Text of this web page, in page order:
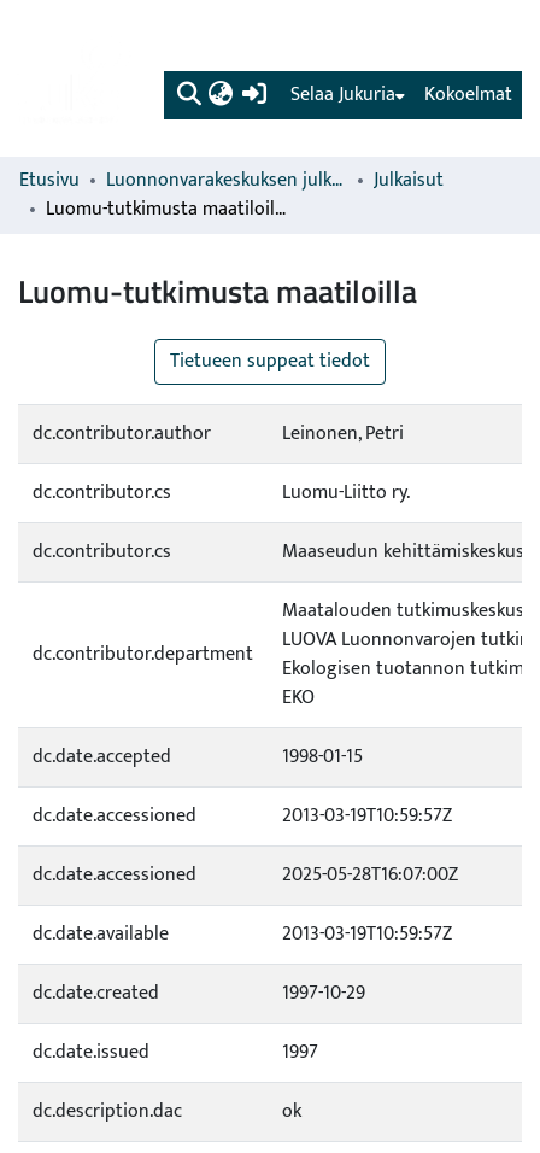
(current) Kokoelmat
Selaa Jukuria
Etusivu Luonnonvarakeskuksen julkaisut
Julkaisut
Luomu-tutkimusta maatiloilla
Luomu-tutkimusta maatiloilla
Tietueen suppeat tiedot
dc.contributor.author
Leinonen, Petri
dc.contributor.cs
Luomu-Liitto ry.
dc.contributor.cs
Maaseudun kehittämiskeskus
dc.contributor.department
Maatalouden tutkimuskeskus
LUOVA Luonnonvarojen
Ekologisen tuotannon
EKO
dc.date.accepted
1998-01-15
dc.date.accessioned
2013-03-19T10:59:57Z
dc.date.accessioned
2025-05-28T16:07:00Z
dc.date.available
2013-03-19T10:59:57Z
dc.date.created
1997-10-29
dc.date.issued
1997
dc.description.dac
ok